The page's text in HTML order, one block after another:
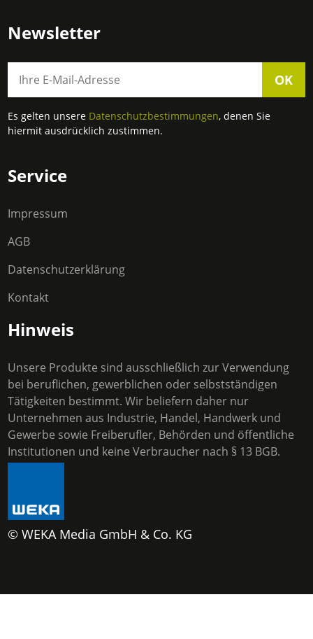
Newsletter
OK
Es gelten unsere Datenschutzbestimmungen, denen Sie
hiermit ausdrücklich zustimmen.
Service
Impressum
AGB
Datenschutzerklärung
Kontakt
Hinweis
Unsere Produkte sind ausschließlich zur Verwendung
bei beruflichen, gewerblichen oder selbstständigen
Tätigkeiten bestimmt. Wir beliefern daher nur
Unternehmen aus Industrie, Handel, Handwerk und
Gewerbe sowie Freiberufler, Behörden und öffentliche
Institutionen und keine Verbraucher nach § 13 BGB.
© WEKA Media GmbH & Co. KG